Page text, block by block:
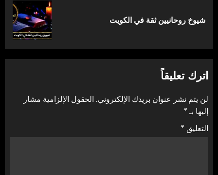
المقالة
شيوخ روحانيين ثقة في الكويت
اترك تعليقاً
لن يتم نشر عنوان بريدك الإلكتروني. الحقول الإلزامية مشار
إليها بـ*
التعليق *